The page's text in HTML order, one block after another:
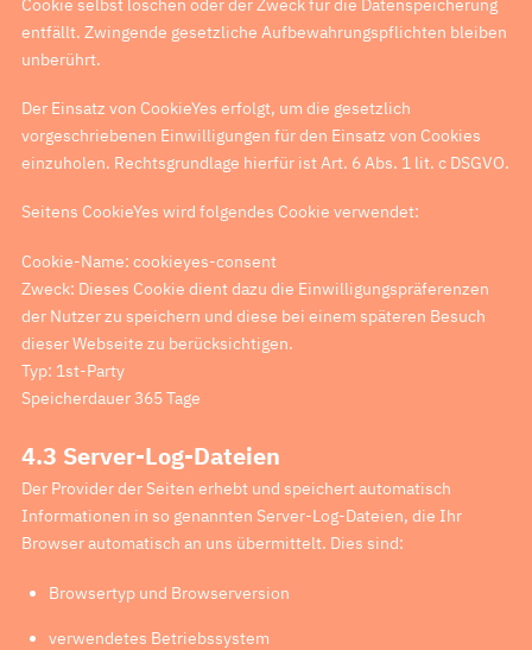
Cookie selbst löschen oder der Zweck für die Datenspeicherung
entfällt. Zwingende gesetzliche Aufbewahrungspflichten bleiben
unberührt.
Der Einsatz von CookieYes erfolgt, um die gesetzlich
vorgeschriebenen Einwilligungen für den Einsatz von Cookies
einzuholen. Rechtsgrundlage hierfür ist Art. 6 Abs. 1 lit. c DSGVO.
Seitens CookieYes wird folgendes Cookie verwendet:
Cookie-Name: cookieyes-consent
Zweck: Dieses Cookie dient dazu die Einwilligungspräferenzen
der Nutzer zu speichern und diese bei einem späteren Besuch
dieser Webseite zu berücksichtigen.
Typ: 1st-Party
Speicherdauer 365 Tage
4.3 Server-Log-Dateien
Der Provider der Seiten erhebt und speichert automatisch
Informationen in so genannten Server-Log-Dateien, die Ihr
Browser automatisch an uns übermittelt. Dies sind:
Browsertyp und Browserversion
verwendetes Betriebssystem